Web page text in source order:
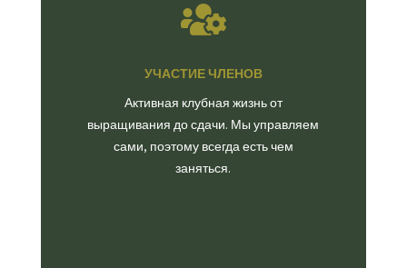

УЧАСТИЕ ЧЛЕНОВ
Активная клубная жизнь от
выращивания до сдачи. Мы управляем
сами, поэтому всегда есть чем
заняться.